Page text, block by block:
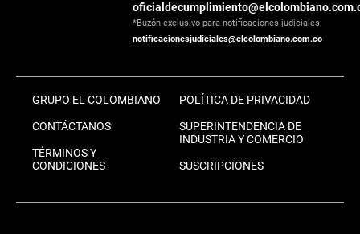
*Buzón exclusivo para notificaciones judiciales:
notificacionesjudiciales@elcolombiano.com.co
GRUPO EL COLOMBIANO
CONTÁCTANOS
TÉRMINOS Y
CONDICIONES
POLÍTICA DE PRIVACIDAD
SUPERINTENDENCIA DE
INDUSTRIA Y COMERCIO
SUSCRIPCIONES